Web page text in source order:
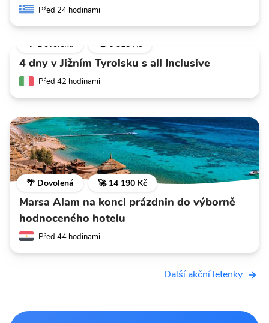
Před 24 hodinami
🌴 Dovolená 💣 6 318 Kč
4 dny v Jižním Tyrolsku s all Inclusive
Před 42 hodinami
🌴 Dovolená 🚀 14 190 Kč
Marsa Alam na konci prázdnin do výborně
hodnoceného hotelu
Před 44 hodinami
Další akční letenky